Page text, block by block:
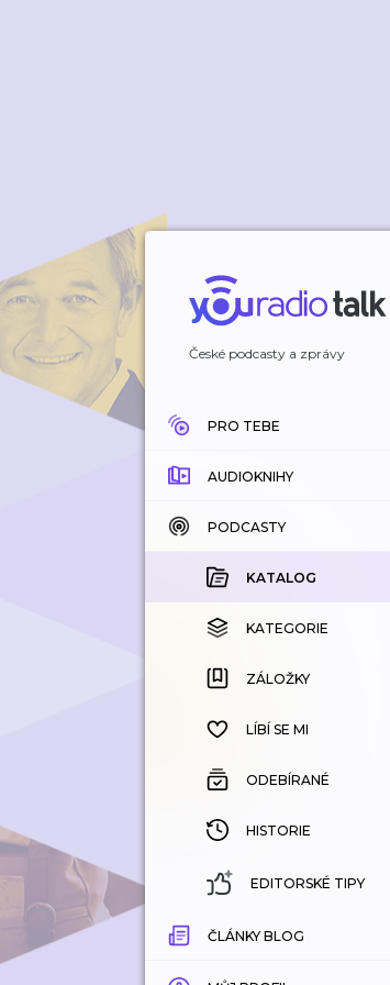
České podcasty a zprávy
PRO TEBE
AUDIOKNIHY
KATALOG
KOUPENÉ
KATEGORIE
ZÁLOŽKY
HISTORIE
PODCASTY
KATALOG
KATEGORIE
ZÁLOŽKY
LÍBÍ SE MI
ODEBÍRANÉ
HISTORIE
EDITORSKÉ TIPY
ČLÁNKY BLOG